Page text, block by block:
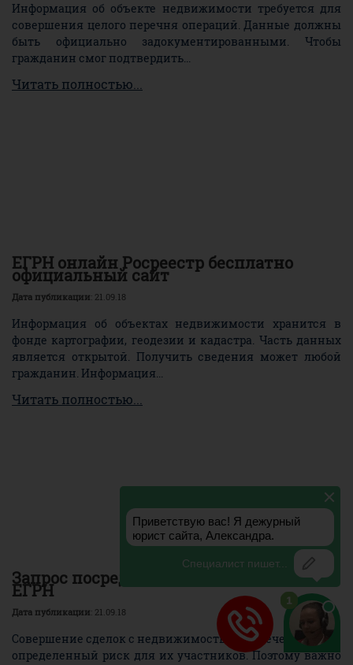
Информация об объекте недвижимости требуется для
совершения целого перечня операций. Данные должны
быть официально задокументированными. Чтобы
гражданин смог подтвердить...
Читать полностью...
ЕГРН онлайн Росреестр бесплатно
официальный сайт
Дата публикации: 21.09.18
Информация об объектах недвижимости хранится в
фонде картографии, геодезии и кадастра. Часть данных
является открытой. Получить сведения может любой
гражданин. Информация...
Читать полностью...
Запрос посредством доступа к ФГИС
ЕГРН
Дата публикации: 21.09.18
Совершение сделок с недвижимостью повлечет за собой
определенный риск для их участников. Поэтому важно